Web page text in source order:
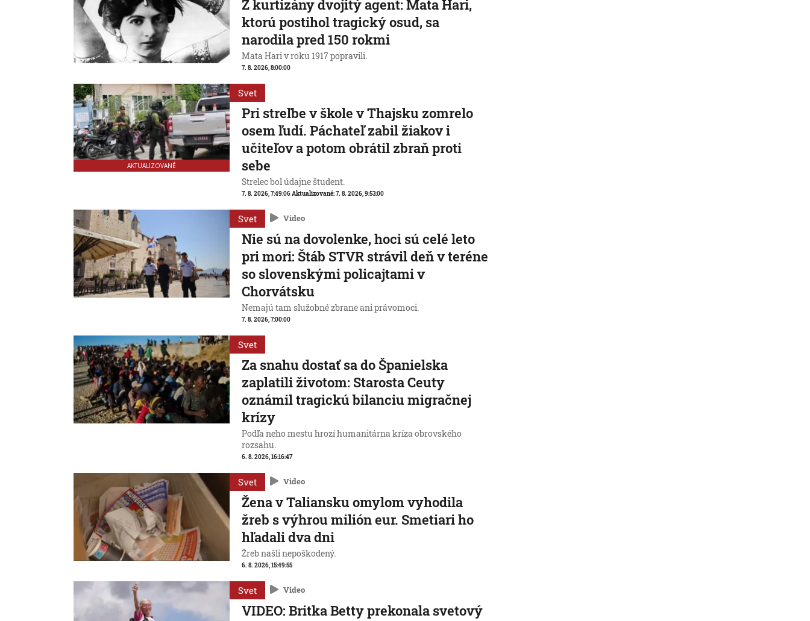
Z kurtizány dvojitý agent: Mata Hari,
ktorú postihol tragický osud, sa
narodila pred 150 rokmi
Mata Hari v roku 1917 popravili.
7. 8. 2026, 8:00:00
AKTUALIZOVANÉ
Svet
Pri streľbe v škole v Thajsku zomrelo
osem ľudí. Páchateľ zabil žiakov i
učiteľov a potom obrátil zbraň proti
sebe
Strelec bol údajne študent.
7. 8. 2026, 7:49:06Aktualizované:7. 8. 2026, 9:53:00
Svet Video
Nie sú na dovolenke, hoci sú celé leto
pri mori: Štáb STVR strávil deň v teréne
so slovenskými policajtami v
Chorvátsku
Nemajú tam služobné zbrane ani právomoci.
7. 8. 2026, 7:00:00
Svet
Za snahu dostať sa do Španielska
zaplatili životom: Starosta Ceuty
oznámil tragickú bilanciu migračnej
krízy
Podľa neho mestu hrozí humanitárna kríza obrovského
rozsahu.
6. 8. 2026, 16:16:47
Svet Video
Žena v Taliansku omylom vyhodila
žreb s výhrou milión eur. Smetiari ho
hľadali dva dni
Žreb našli nepoškodený.
6. 8. 2026, 15:49:55
Svet Video
VIDEO: Britka Betty prekonala svetový